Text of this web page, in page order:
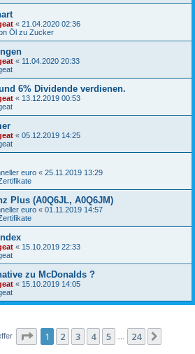
« 21.04.2020 02:36
Öl zu Zucker
« 11.04.2020 20:33
6% Dividende verdienen.
« 13.12.2019 00:53
« 05.12.2019 14:25
euro « 25.11.2019 13:29
Plus (A0Q6JL, A0Q6JM)
euro « 01.11.2019 14:57
« 15.10.2019 22:33
zu McDonalds ?
« 15.10.2019 14:05
Seite 1von 24
1 2 3 4 5 24